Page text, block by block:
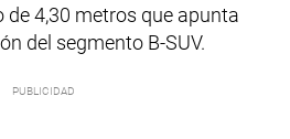
de 4,30 metros que apunta
del segmento B-SUV.